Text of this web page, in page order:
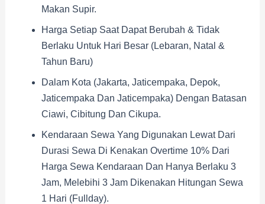
Makan Supir.
Harga Setiap Saat Dapat Berubah & Tidak
Berlaku Untuk Hari Besar (Lebaran, Natal &
Tahun Baru)
Dalam Kota (Jakarta, Jaticempaka, Depok,
Jaticempaka Dan Jaticempaka) Dengan Batasan
Ciawi, Cibitung Dan Cikupa.
Kendaraan Sewa Yang Digunakan Lewat Dari
Durasi Sewa Di Kenakan Overtime 10% Dari
Harga Sewa Kendaraan Dan Hanya Berlaku 3
Jam, Melebihi 3 Jam Dikenakan Hitungan Sewa
1 Hari (fullday).